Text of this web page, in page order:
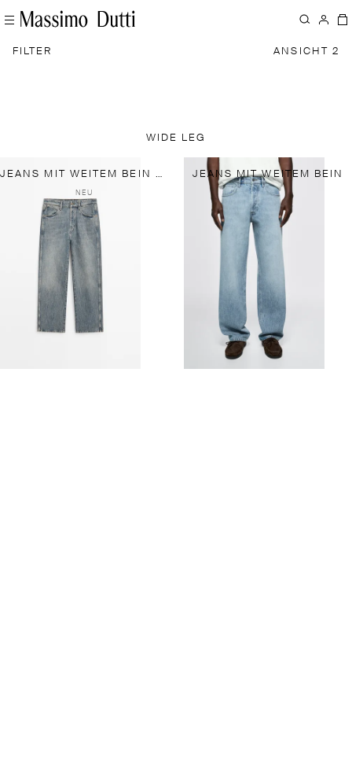
FILTER ANSICHT 2
WIDE LEG
JEANS MIT WEITEM BEIN AUS 100 % BAUMWOLLE
NEU
JEANS MIT WEITEM BEIN